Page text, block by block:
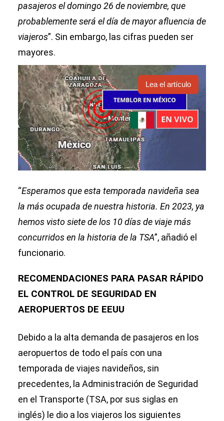
pasajeros el domingo 26 de noviembre, que
probablemente será el día de mayor afluencia de
viajeros”. Sin embargo, las cifras pueden ser
mayores.
Lea el artículo
“Esperamos que esta temporada navideña sea
la más ocupada de nuestra historia. En 2023, ya
hemos visto siete de los 10 días de viaje más
concurridos en la historia de la TSA”, añadió el
funcionario.
RECOMENDACIONES PARA PASAR RÁPIDO
EL CONTROL DE SEGURIDAD EN
AEROPUERTOS DE EEUU
Debido a la alta demanda de pasajeros en los
aeropuertos de todo el país con una
temporada de viajes navideños, sin
precedentes, la Administración de Seguridad
en el Transporte (TSA, por sus siglas en
inglés) le dio a los viajeros los siguientes